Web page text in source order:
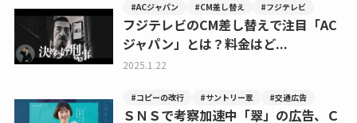
#ACジャパン #CM差し替え #フジテレビ
フジテレビのCM差し替えで注目「AC
ジャパン」とは？料金はど...
2025.1.22
#コピーの改行 #サントリー翠 #交通広告
ＳＮＳで考察加速中「翠」の広告、Ｃ